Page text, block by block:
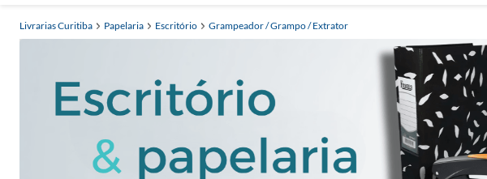
Livrarias Curitiba Papelaria Escritório Grampeador / Grampo / Extrator